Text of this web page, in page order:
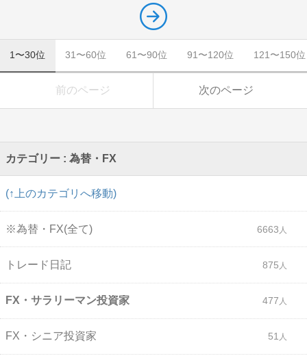
1〜30位 31〜60位 61〜90位 91〜120位 121〜150位
前のページ 次のページ
カテゴリー : 為替・FX
(↑上のカテゴリへ移動)
※為替・FX(全て) 6663
トレード日記 875
FX・サラリーマン投資家 477
FX・シニア投資家 51